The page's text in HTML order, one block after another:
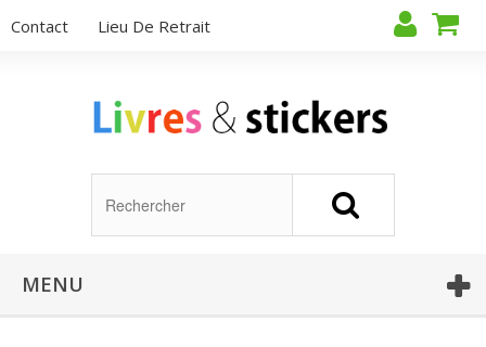
Contact Lieu De Retrait
MENU